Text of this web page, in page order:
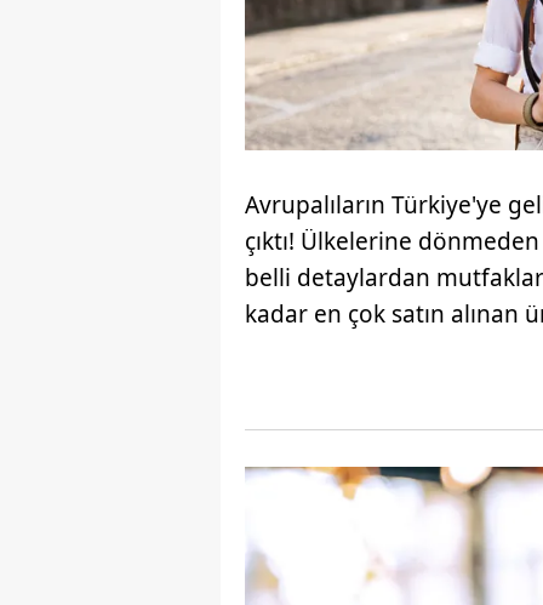
Avrupalıların Türkiye'ye
çıktı! Ülkelerine
belli detaylardan
kadar en çok satın alınan